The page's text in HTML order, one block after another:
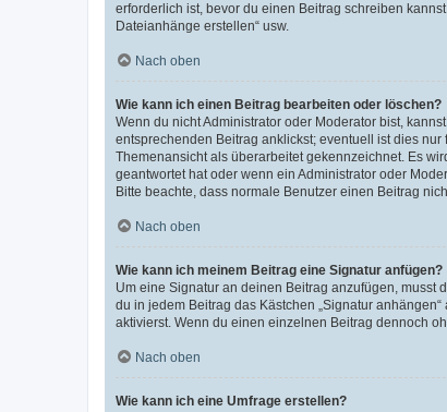
erforderlich ist, bevor du einen Beitrag schreiben
Dateianhänge erstellen“ usw.
Nach oben
Wie kann ich einen Beitrag bearbeiten oder löschen?
Wenn du nicht Administrator oder Moderator bist,
entsprechenden Beitrag anklickst; eventuell ist dies
Themenansicht als überarbeitet gekennzeichnet. Es
geantwortet hat oder wenn ein Administrator oder
Bitte beachte, dass normale Benutzer einen Beitrag
Nach oben
Wie kann ich meinem Beitrag eine Signatur anfügen?
Um eine Signatur an deinen Beitrag anzufügen,
du in jedem Beitrag das Kästchen „Signatur
aktivierst. Wenn du einen einzelnen Beitrag dennoch
Nach oben
Wie kann ich eine Umfrage erstellen?